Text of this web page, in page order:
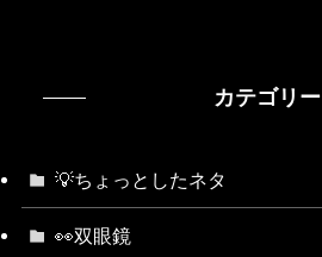
カテゴリー
💡ちょっとしたネタ
👀双眼鏡